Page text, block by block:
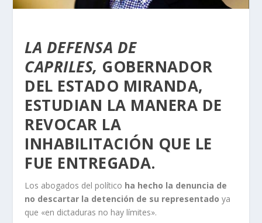
LA DEFENSA DE
CAPRILES, GOBERNADOR
DEL ESTADO MIRANDA,
ESTUDIAN LA MANERA DE
REVOCAR LA
INHABILITACIÓN QUE LE
FUE ENTREGADA.
Los abogados del político ha hecho la denuncia de
no descartar la detención de su representado ya
que «en dictaduras no hay límites».